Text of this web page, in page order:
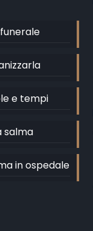
e tempi
salma
in ospedale